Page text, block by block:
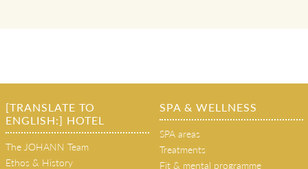
[TRANSLATE TO
ENGLISH:] HOTEL
The JOHANN Team
Ethos & History
SPA & WELLNESS
SPA areas
Treatments
Fit & mental programme